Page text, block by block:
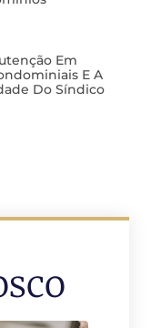
Em
E A
Do Síndico